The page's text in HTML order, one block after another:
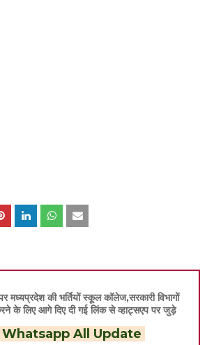
मध्यप्रदेश की भर्तियों स्कूल कॉलेज,सरकारी विभागों
के लिए आगे दिए दी गई लिंक से व्हाट्सएप पर जुड़े
All Update